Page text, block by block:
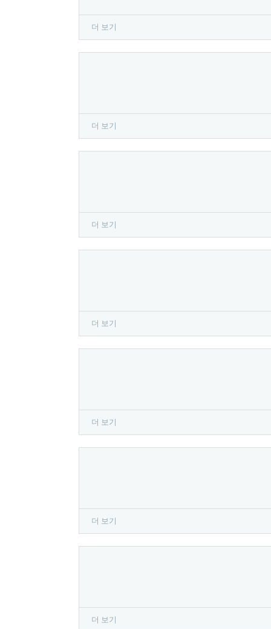
더 보기
더 보기
더 보기
더 보기
더 보기
더 보기
더 보기